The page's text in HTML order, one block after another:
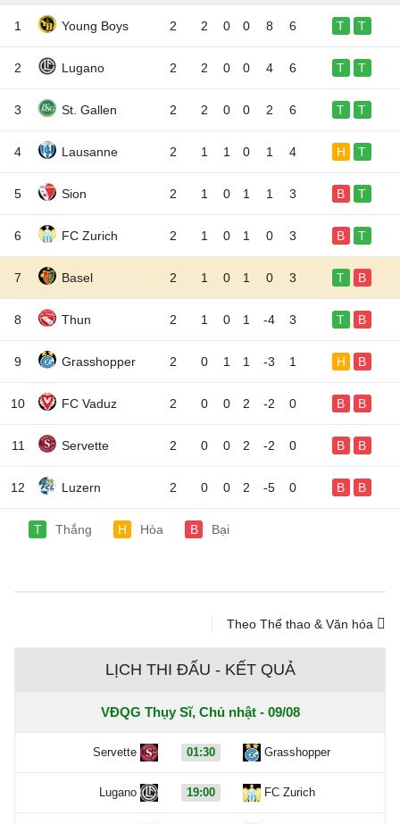
1 Young Boys 2 2 0 0 8 6 T T
2 Lugano 2 2 0 0 4 6 T T
3 St. Gallen 2 2 0 0 2 6 T T
4 Lausanne 2 1 1 0 1 4 H T
5 Sion 2 1 0 1 1 3 B T
6 FC Zurich 2 1 0 1 0 3 B T
7 Basel 2 1 0 1 0 3 T B
8 Thun 2 1 0 1 -4 3 T B
9 Grasshopper 2 0 1 1 -3 1 H B
10 FC Vaduz 2 0 0 2 -2 0 B B
11 Servette 2 0 0 2 -2 0 B B
12 Luzern 2 0 0 2 -5 0 B B
T Thắng H Hòa B Bại
Theo Thể thao & Văn hóa
LỊCH THI ĐẤU - KẾT QUẢ
VĐQG Thụy Sĩ, Chủ nhật - 09/08
Servette 01:30 Grasshopper
Lugano 19:00 FC Zurich